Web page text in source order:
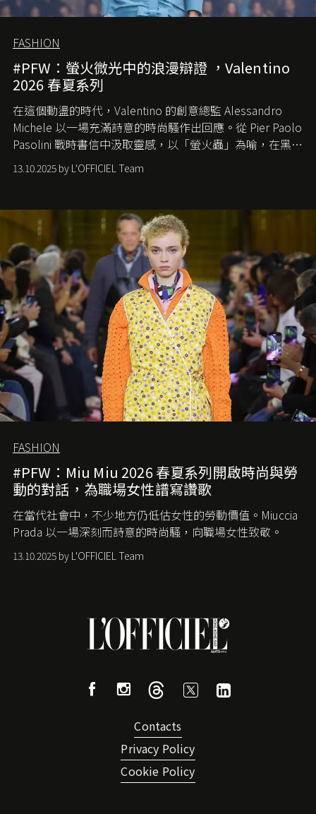
FASHION
#PFW：螢火微光中的浪漫辯證 ，Valentino
2026 春夏系列
在這個動盪的時代， Valentino 的創意總監 Alessandro
Michele 以一場充滿詩意的時尚騷作出回應。從 Pier Paolo
Pasolini 戰時書信中汲取靈感，以「螢火蟲」為喻，在黑暗
中找尋希望的微光。
13.10.2025 by L'OFFICIEL Team
FASHION
#PFW：Miu Miu 2026 春夏系列開啟時尚與勞
動的對話，為職場女性譜寫讚歌
在當代社會中，不少地方仍低估女性的勞動價值。 Miuccia
Prada 以一場深刻而詩意的時尚騷，向職場女性致敬。
13.10.2025 by L'OFFICIEL Team
Contacts
Privacy Policy
Cookie Policy